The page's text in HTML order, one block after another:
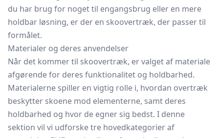
du har brug for noget til engangsbrug eller en mere
holdbar løsning, er der en skoovertræk, der passer til
formålet.
Materialer og deres anvendelser
Når det kommer til skoovertræk, er valget af materiale
afgørende for deres funktionalitet og holdbarhed.
Materialerne spiller en vigtig rolle i, hvordan overtræk
beskytter skoene mod elementerne, samt deres
holdbarhed og hvor de egner sig bedst. I denne
sektion vil vi udforske tre hovedkategorier af